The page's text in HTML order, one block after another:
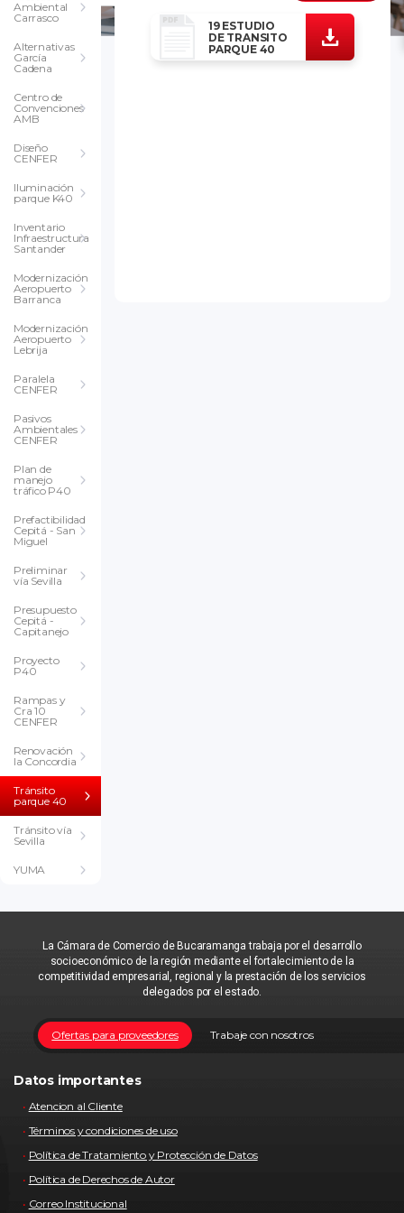
Ambiental
Carrasco
Alternativas
García
Cadena
Centro de
Convenciones
AMB
Diseño
CENFER
Iluminación
parque K40
Inventario
Infraestructura
Santander
Modernización
Aeropuerto
Barranca
Modernización
Aeropuerto
Lebrija
Paralela
CENFER
Pasivos
Ambientales
CENFER
Plan de
manejo
tráfico P40
Prefactibilidad
Cepitá - San
Miguel
Preliminar
vía Sevilla
Presupuesto
Cepitá -
Capitanejo
Proyecto
P40
Rampas y
Cra 10
CENFER
Renovación
la Concordia
Tránsito
parque 40
Tránsito vía
Sevilla
YUMA
19 ESTUDIO
DE TRANSITO
PARQUE 40
La Cámara de Comercio de Bucaramanga trabaja por el desarrollo
socioeconómico de la región mediante el fortalecimiento de la
competitividad empresarial, regional y la prestación de los servicios
delegados por el estado.
Trabaje con nosotros
Ofertas para proveedores
Datos importantes
Atencion al Cliente
Términos y condiciones de uso
Política de Tratamiento y Protección de Datos
Política de Derechos de Autor
Correo Institucional